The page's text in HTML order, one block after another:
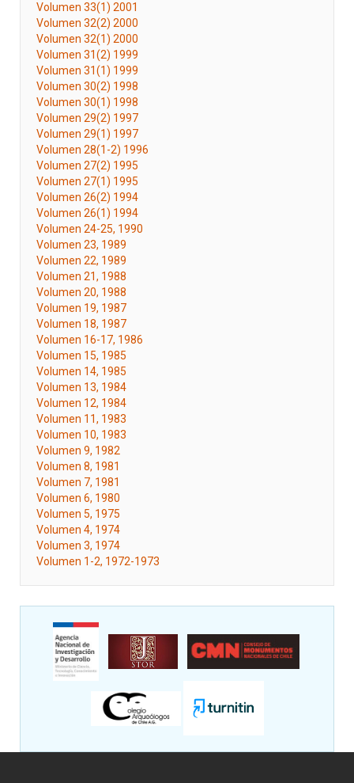
Volumen 33(1) 2001
Volumen 32(2) 2000
Volumen 32(1) 2000
Volumen 31(2) 1999
Volumen 31(1) 1999
Volumen 30(2) 1998
Volumen 30(1) 1998
Volumen 29(2) 1997
Volumen 29(1) 1997
Volumen 28(1-2) 1996
Volumen 27(2) 1995
Volumen 27(1) 1995
Volumen 26(2) 1994
Volumen 26(1) 1994
Volumen 24-25, 1990
Volumen 23, 1989
Volumen 22, 1989
Volumen 21, 1988
Volumen 20, 1988
Volumen 19, 1987
Volumen 18, 1987
Volumen 16-17, 1986
Volumen 15, 1985
Volumen 14, 1985
Volumen 13, 1984
Volumen 12, 1984
Volumen 11, 1983
Volumen 10, 1983
Volumen 9, 1982
Volumen 8, 1981
Volumen 7, 1981
Volumen 6, 1980
Volumen 5, 1975
Volumen 4, 1974
Volumen 3, 1974
Volumen 1-2, 1972-1973